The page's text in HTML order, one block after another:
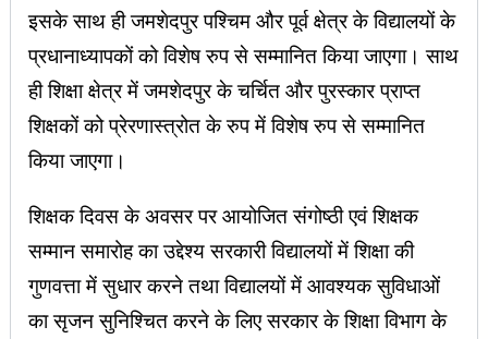
इसके साथ ही जमशेदपुर पश्चिम और पूर्व क्षेत्र के विद्यालयों के
प्रधानाध्यापकों को विशेष रुप से सम्मानित किया जाएगा। साथ
ही शिक्षा क्षेत्र में जमशेदपुर के चर्चित और पुरस्कार प्राप्त
शिक्षकों को प्रेरणास्त्रोत के रुप में विशेष रुप से सम्मानित
किया जाएगा।
शिक्षक दिवस के अवसर पर आयोजित संगोष्ठी एवं शिक्षक
सम्मान समारोह का उद्देश्य सरकारी विद्यालयों में शिक्षा की
गुणवत्ता में सुधार करने तथा विद्यालयों में आवश्यक सुविधाओं
का सृजन सुनिश्चित करने के लिए सरकार के शिक्षा विभाग के